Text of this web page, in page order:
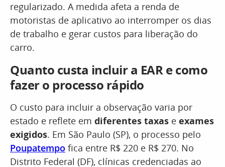
regularizado. A medida afeta a renda de
motoristas de aplicativo ao interromper os dias
de trabalho e gerar custos para liberação do
carro.
Quanto custa incluir a EAR e como
fazer o processo rápido
O custo para incluir a observação varia por
estado e reflete em diferentes taxas e exames
exigidos. Em São Paulo (SP), o processo pelo
Poupatempo fica entre R$ 220 e R$ 270. No
Distrito Federal (DF), clínicas credenciadas ao